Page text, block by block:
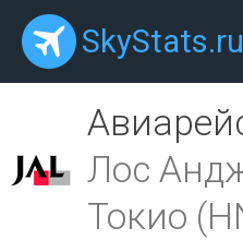
SkyStats.ru
Лос
Токио